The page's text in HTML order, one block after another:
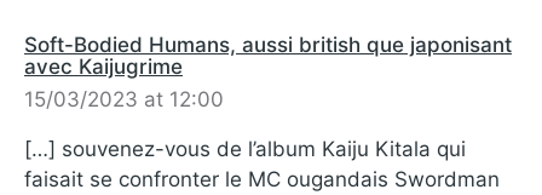
Soft-Bodied Humans, aussi british que japonisant
avec Kaijugrime
15/03/2023 at 12:00
[…] souvenez-vous de l’album Kaiju Kitala qui
faisait se confronter le MC ougandais Swordman